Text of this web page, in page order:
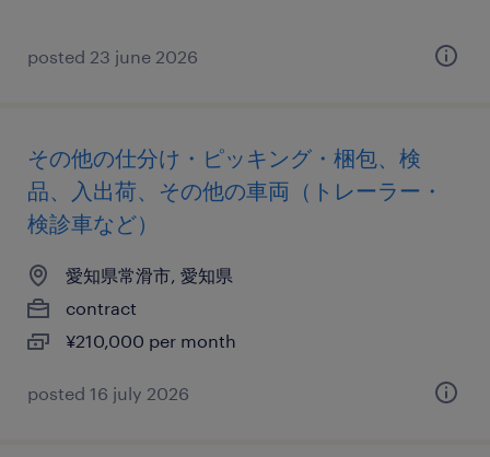
posted 23 june 2026
その他の仕分け・ピッキング・梱包、検
品、入出荷、その他の車両（トレーラー・
検診車など）
愛知県常滑市, 愛知県
contract
¥210,000 per month
posted 16 july 2026